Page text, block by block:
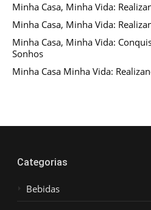
Minha Casa, Minha Vida:
Minha Casa, Minha Vida:
Minha Casa, Minha Vida:
Sonhos
Minha Casa Minha Vida:
Categorias
Bebidas